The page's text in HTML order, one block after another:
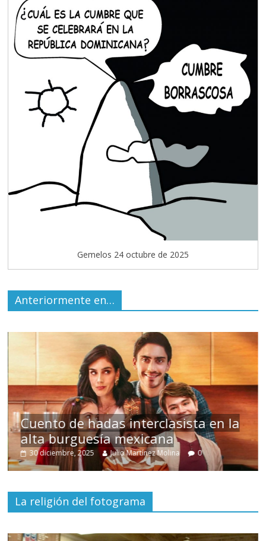
Gemelos 24 octubre de 2025
Anteriormente en…
Un hombre entre dos mundos
15 mayo, 2026 Julio Martínez Molina 0
La religión del fotograma